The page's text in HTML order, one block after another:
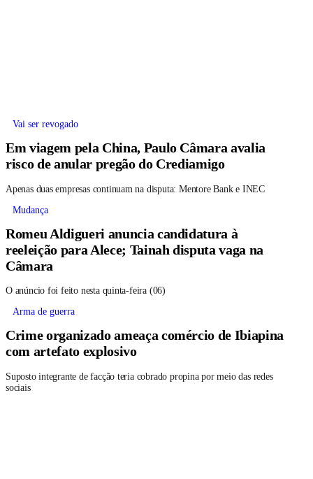
Vai ser revogado
Em viagem pela China, Paulo Câmara avalia
risco de anular pregão do Crediamigo
Apenas duas empresas continuam na disputa: Mentore Bank e INEC
Mudança
Romeu Aldigueri anuncia candidatura à
reeleição para Alece; Tainah disputa vaga na
Câmara
O anúncio foi feito nesta quinta-feira (06)
Arma de guerra
Crime organizado ameaça comércio de Ibiapina
com artefato explosivo
Suposto integrante de facção teria cobrado propina por meio das redes
sociais